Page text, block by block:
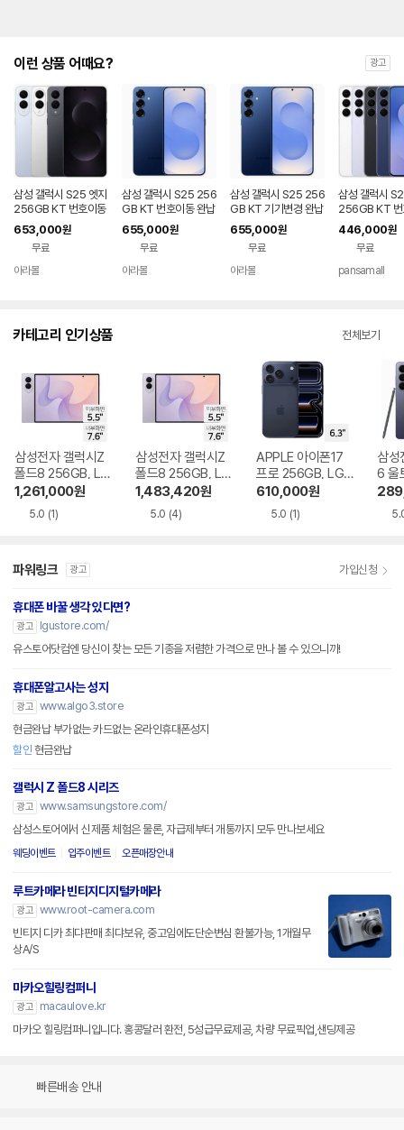
는
대
략
적
인
안
내
를
나
는
다.
이런 상품 어때요? 광고
삼성 갤럭시 S25 엣지
256GB KT 번호이동
완납 80요금제
653,000원
무료
아라몰
삼성 갤럭시 S25 256
GB KT 번호이동 완납
80요금제
655,000원
무료
아라몰
삼성 갤럭시 S25 256
GB KT 기기변경 완납
655,000원
무료
아라몰
삼성 갤럭시
256GB KT 번
공시지원 완납
446,000원
무료
pansamall
카테고리 인기상품 전체보기
삼성전자 갤럭시Z
폴드8 256GB, LG
U+ 번호이동 완납
1,261,000원
5.0 (1)
삼성전자 갤럭시Z
폴드8 256GB, LG
U+ 기기변경 완납
1,483,420원
5.0 (4)
APPLE 아이폰17
프로 256GB, LG U
+ 번호이동 완납
610,000원
5.0 (1)
삼성
6 울
LG
파워링크 광고 가입신청
휴대폰 바꿀 생각 있다면?
광고
lgustore.com/
유스토어닷컴엔 당신이 찾는 모든 기종을 저렴한 가격으로 만나 볼 수 있으니까!
휴대폰알고사는 성지
광고 www.algo3.store
현금완납 부가없는 카드없는 온라인휴대폰성지
할인 현금완납
갤럭시 Z 폴드8 시리즈
광고 www.samsungstore.com/
삼성스토어에서 신제품 체험은 물론, 자급제부터 개통까지 모두 만나보세요
웨딩이벤트 입주이벤트 오픈매장안내
루트카메라 빈티지디지털카메라
광고 www.root-camera.com
빈티지 디카 최댜판매 최댜보유, 중고임에도단순변심 환불가능, 1개월무
상A/S
마카오힐링컴퍼니
광고
macaulove.kr
마카오 힐링컴퍼니입니다. 홍콩달러 환전, 5성급무료제공, 차량 무료픽업,샌딩제공
빠른배송 안내